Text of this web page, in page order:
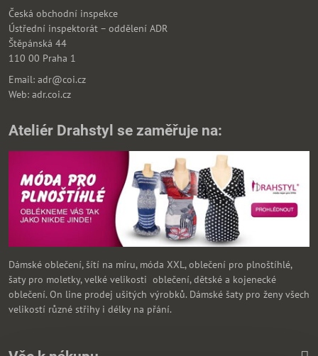
Česká obchodní inspekce
Ústřední inspektorát – oddělení ADR
Štěpánská 44
110 00 Praha 1
Email: adr@coi.cz
Web: adr.coi.cz
Ateliér Drahstyl se zaměřuje na:
Dámské oblečení, šítí na míru, móda XXL, oblečení pro plnoštíhlé,
šaty pro moletky, velké velikosti oblečení, dětské a kojenecké
oblečení. On line prodej ušitých výrobků. Dámské šaty pro ženy všech
velikostí různé střihy i délky na přání.